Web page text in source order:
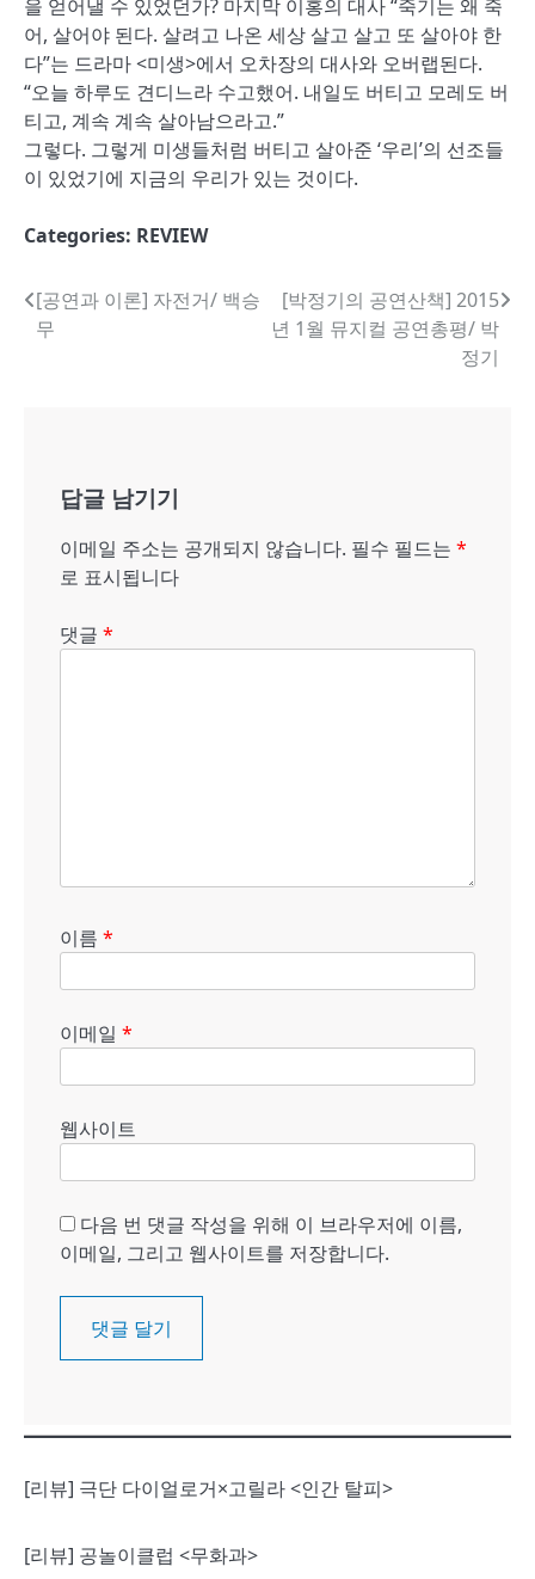
을 얻어낼 수 있었던가? 마지막 이홍의 대사 “죽기는 왜 죽
어, 살어야 된다. 살려고 나온 세상 살고 살고 또 살아야 한
다”는 드라마 <미생>에서 오차장의 대사와 오버랩된다.
“오늘 하루도 견디느라 수고했어. 내일도 버티고 모레도 버
티고, 계속 계속 살아남으라고.”
그렇다. 그렇게 미생들처럼 버티고 살아준 ‘우리’의 선조들
이 있었기에 지금의 우리가 있는 것이다.
Categories: REVIEW
글
내
[공연과 이론] 자전거/ 백승
무
[박정기의 공연산책] 2015
년 1월 뮤지컬 공연총평/ 박
정기
답글 남기기
이메일 주소는 공개되지 않습니다. 필수 필드는 *
로 표시됩니다
댓글 *
이름 *
이메일 *
웹사이트
다음 번 댓글 작성을 위해 이 브라우저에 이름,
이메일, 그리고 웹사이트를 저장합니다.
[리뷰] 극단 다이얼로거×고릴라 <인간 탈피>
[리뷰] 공놀이클럽 <무화과>